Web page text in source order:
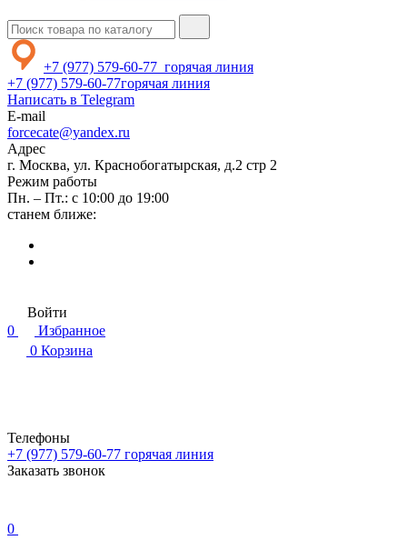
+7 (977) 579-60-77 горячая линия
+7 (977) 579-60-77горячая линия
Написать в Telegram
E-mail
forcecate@yandex.ru
Адрес
г. Москва, ул. Краснобогатырская, д.2 стр 2
Режим работы
Пн. – Пт.: с 10:00 до 19:00
станем ближе:
Войти
0
Избранное
0 Корзина
Телефоны
+7 (977) 579-60-77 горячая линия
Заказать звонок
0